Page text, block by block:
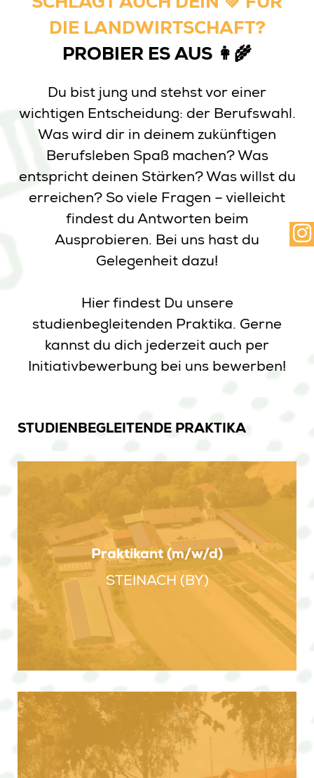
SCHLÄGT AUCH DEIN 💚 FÜR
DIE LANDWIRTSCHAFT?
PROBIER ES AUS 👩‍🌾
Du bist jung und stehst vor einer
wichtigen Entscheidung: der Berufswahl.
Was wird dir in deinem zukünftigen
Berufsleben Spaß machen? Was
entspricht deinen Stärken? Was willst du
erreichen? So viele Fragen – vielleicht
findest du Antworten beim
Ausprobieren. Bei uns hast du
Gelegenheit dazu!
Hier findest Du unsere
studienbegleitenden Praktika. Gerne
kannst du dich jederzeit auch per
Initiativbewerbung bei uns bewerben!
STUDIENBEGLEITENDE PRAKTIKA
Praktikant (m/w/d)
STEINACH (BY)